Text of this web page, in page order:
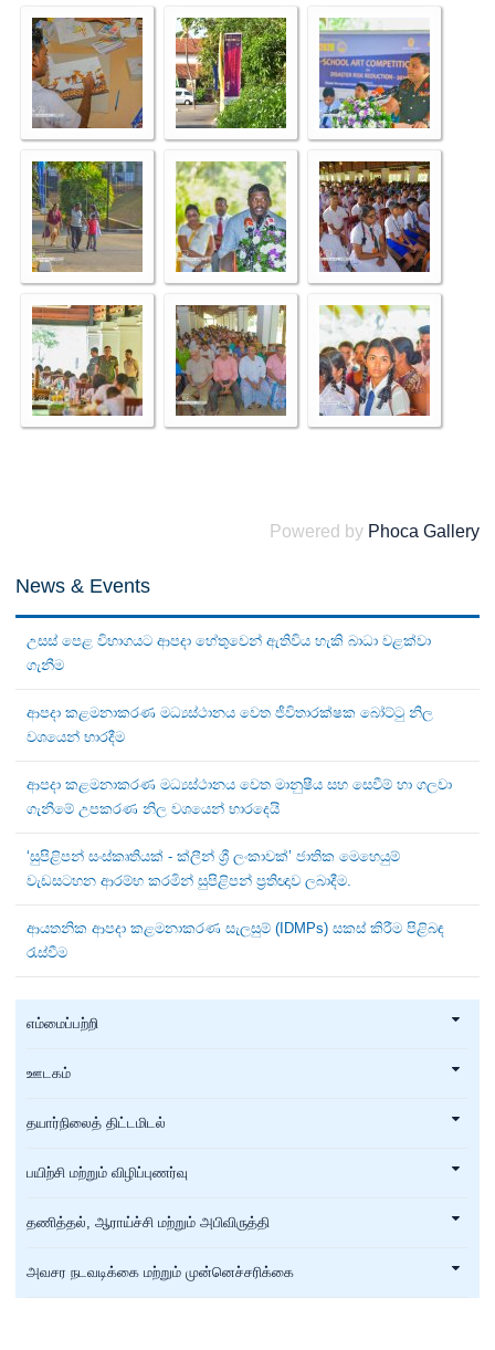
Powered by Phoca Gallery
News & Events
උසස් පෙළ විභාගයට ආපදා හේතුවෙන් ඇතිවිය හැකි බාධා වළක්වා
ගැනීම
ආපදා කළමනාකරණ මධ්‍යස්ථානය වෙත ජීවිතාරක්ෂක බෝට්ටු නිල
වශයෙන් භාරදීම
ආපදා කළමනාකරණ මධ්‍යස්ථානය වෙත මානුෂීය සහ සෙවීම් හා ගලවා
ගැනීමේ උපකරණ නිල වශයෙන් භාරදෙයි
‘සුපිළිපන් සංස්කෘතියක් - ක්ලීන් ශ්‍රී ලංකාවක්’ ජාතික මෙහෙයුම්
වැඩසටහන ආරම්භ කරමින් සුපිළිපන් ප්‍රතිඥාව ලබාදීම.
ආයතනික ආපදා කළමනාකරණ සැලසුම් (IDMPs) සකස් කිරීම පිළිබඳ
රැස්වීම
எம்மைப்பற்றி
ஊடகம்
தயார்நிலைத் திட்டமிடல்
பயிற்சி மற்றும் விழிப்புணர்வு
தணித்தல், ஆராய்ச்சி மற்றும் அபிவிருத்தி
அவசர நடவடிக்கை மற்றும் முன்னெச்சரிக்கை